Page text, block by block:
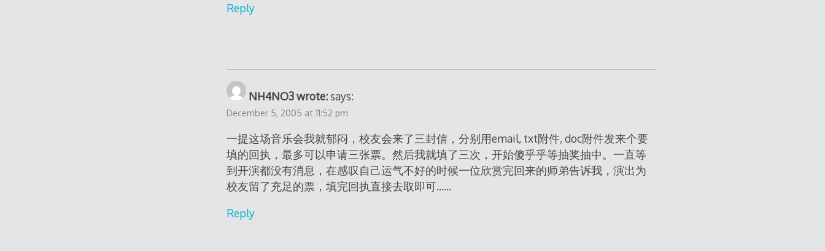
Reply
NH4NO3 wrote:says:
December 5, 2005 at 11:52 pm
一提这场音乐会我就郁闷，校友会来了三封信，分别用email, txt附件, doc附件发来个要
填的回执，最多可以申请三张票。然后我就填了三次，开始傻乎乎等抽奖抽中。一直等
到开演都没有消息，在感叹自己运气不好的时候一位欣赏完回来的师弟告诉我，演出为
校友留了充足的票，填完回执直接去取即可……
Reply